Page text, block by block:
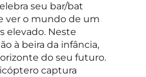
seu bar/bat
ver o mundo de um
elevado. Neste
à beira da infância,
do seu futuro.
captura